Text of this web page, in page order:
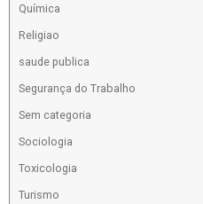
Química
Religiao
saude publica
Segurança do Trabalho
Sem categoria
Sociologia
Toxicologia
Turismo